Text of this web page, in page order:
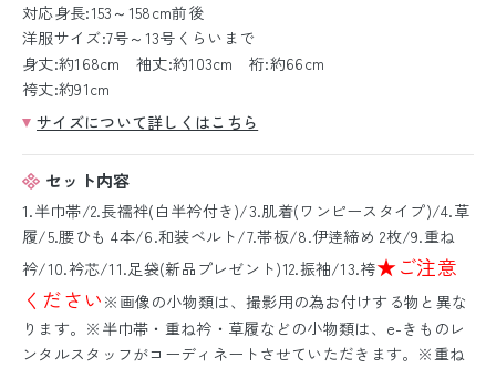
対応身長:153～158cm前後
洋服サイズ:7号～13号くらいまで
身丈:約168cm 袖丈:約103cm 裄:約66cm
袴丈:約91cm
サイズについて詳しくはこちら
セット内容
1.半巾帯/2.長襦袢(白半衿付き)/3.肌着(ワンピースタイプ)/4.草
履/5.腰ひも 4本/6.和装ベルト/7.帯板/8.伊逹締め 2枚/9.重ね
衿/10.衿芯/11.足袋(新品プレゼント)12.振袖/13.袴★ご注意
ください ※画像の小物類は、撮影用の為お付けする物と異な
ります。※半巾帯・重ね衿・草履などの小物類は、e-きものレ
ンタルスタッフがコーディネートさせていただきます。※重ね